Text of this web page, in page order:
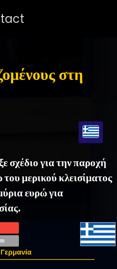
στη
για την παροχή
μερικού κλεισίματος
ευρώ για